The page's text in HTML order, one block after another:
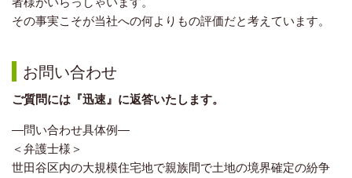
その事実こそが当社への何よりもの評価だと考えています。
お問い合わせ
ご質問には『迅速』に返答いたします。
―問い合わせ具体例―
＜弁護士様＞
世田谷区内の大規模住宅地で親族間で土地の境界確定の紛争